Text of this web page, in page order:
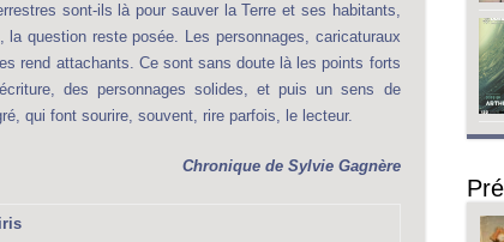
sont-ils là pour sauver la Terre et ses habitants,
la question reste posée. Les personnages, caricaturaux
rend attachants. Ce sont sans doute là les points forts
des personnages solides, et puis un sens de
qui font sourire, souvent, rire parfois, le lecteur.
Chronique de Sylvie Gagnère